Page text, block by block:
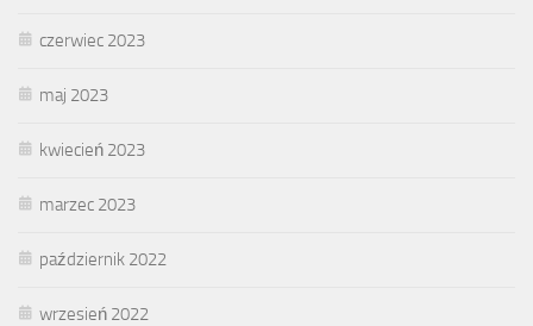
czerwiec 2023
maj 2023
kwiecień 2023
marzec 2023
październik 2022
wrzesień 2022